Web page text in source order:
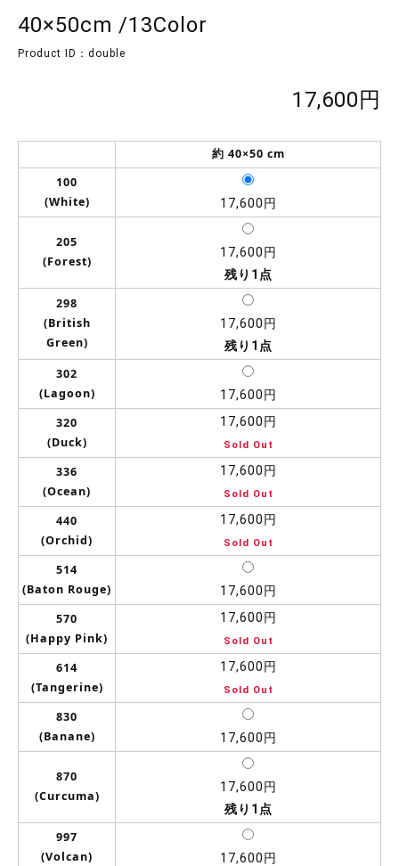
40×50cm /13Color
Product ID：double
17,600円
約 40×50 cm
100
(White)
17,600円
205
(Forest)
17,600円
残り1点
298
(British
Green)
17,600円
残り1点
302
(Lagoon)
17,600円
320
(Duck)
17,600円
Sold Out
336
(Ocean)
17,600円
Sold Out
440
(Orchid)
17,600円
Sold Out
514
(Baton Rouge)
17,600円
570
(Happy Pink)
17,600円
Sold Out
614
(Tangerine)
17,600円
Sold Out
830
(Banane)
17,600円
870
(Curcuma)
17,600円
残り1点
997
(Volcan)
17,600円